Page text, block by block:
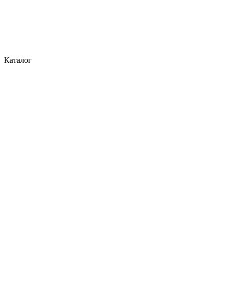
Каталог